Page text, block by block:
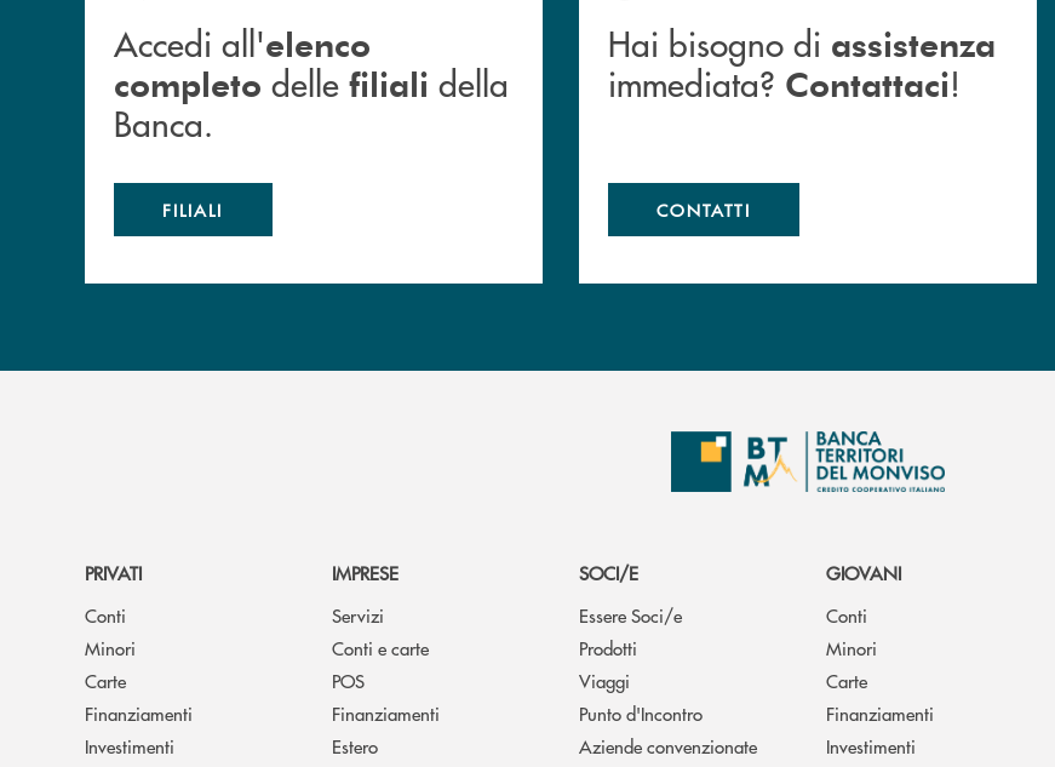
Accedi all'elenco
completo delle filiali della
Banca.
FILIALI
Hai bisogno di assistenza
immediata? Contattaci!
CONTATTI
PRIVATI
Conti
Minori
Carte
Finanziamenti
Investimenti
IMPRESE
Servizi
Conti e carte
POS
Finanziamenti
Estero
SOCI/E
Essere Soci/e
Prodotti
Viaggi
Punto d'Incontro
Aziende convenzionate
GIOVANI
Conti
Minori
Carte
Finanziamenti
Investimenti